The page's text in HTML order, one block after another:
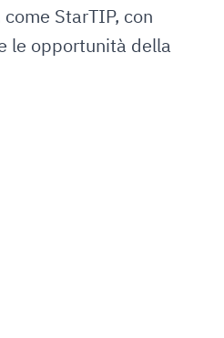
StarTIP, con
le opportunità della